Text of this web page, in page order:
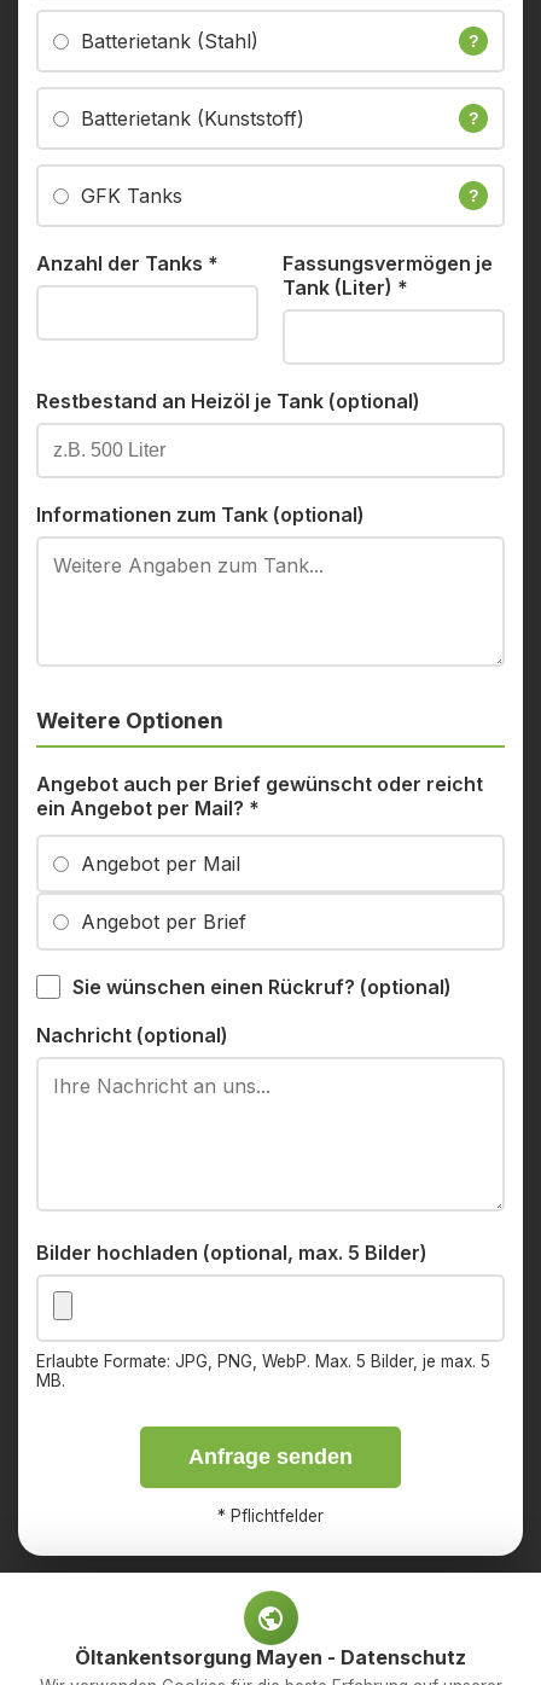
Batterietank (Stahl) ?
Batterietank (Kunststoff) ?
GFK Tanks ?
Anzahl der Tanks *
Fassungsvermögen je
Tank (Liter) *
Restbestand an Heizöl je Tank (optional)
Informationen zum Tank (optional)
Weitere Optionen
Angebot auch per Brief gewünscht oder reicht
ein Angebot per Mail? *
Angebot per Mail
Angebot per Brief
Sie wünschen einen Rückruf? (optional)
Nachricht (optional)
Bilder hochladen (optional, max. 5 Bilder)
Erlaubte Formate: JPG, PNG, WebP. Max. 5 Bilder, je max. 5
MB.
Anfrage senden
* Pflichtfelder
ImpressumDatenschutz
Öltankentsorgung Mayen - Datenschutz